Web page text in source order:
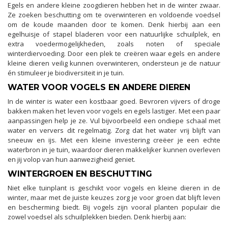
Egels en andere kleine zoogdieren hebben het in de winter zwaar.
Ze zoeken beschutting om te overwinteren en voldoende voedsel
om de koude maanden door te komen. Denk hierbij aan een
egelhuisje of stapel bladeren voor een natuurlijke schuilplek, en
extra voedermogelijkheden, zoals noten of speciale
winterdiervoeding. Door een plek te creëren waar egels en andere
kleine dieren veilig kunnen overwinteren, ondersteun je de natuur
én stimuleer je biodiversiteit in je tuin.
WATER VOOR VOGELS EN ANDERE DIEREN
In de winter is water een kostbaar goed. Bevroren vijvers of droge
bakken maken het leven voor vogels en egels lastiger. Met een paar
aanpassingen help je ze. Vul bijvoorbeeld een ondiepe schaal met
water en ververs dit regelmatig. Zorg dat het water vrij blijft van
sneeuw en ijs. Met een kleine investering creëer je een echte
waterbron in je tuin, waardoor dieren makkelijker kunnen overleven
en jij volop van hun aanwezigheid geniet.
WINTERGROEN EN BESCHUTTING
Niet elke tuinplant is geschikt voor vogels en kleine dieren in de
winter, maar met de juiste keuzes zorg je voor groen dat blijft leven
en bescherming biedt. Bij vogels zijn vooral planten populair die
zowel voedsel als schuilplekken bieden. Denk hierbij aan: